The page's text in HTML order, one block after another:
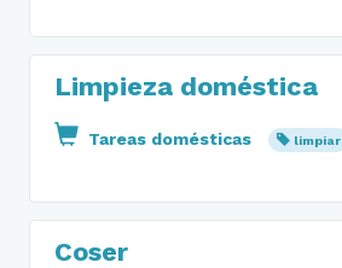
Limpieza doméstica
Tareas domésticas limpiar
Coser